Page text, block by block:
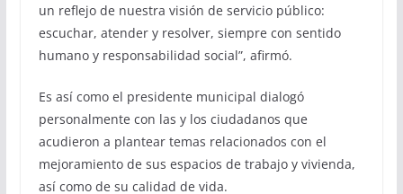
un reflejo de nuestra visión de servicio público:
escuchar, atender y resolver, siempre con sentido
humano y responsabilidad social”, afirmó.
Es así como el presidente municipal dialogó
personalmente con las y los ciudadanos que
acudieron a plantear temas relacionados con el
mejoramiento de sus espacios de trabajo y vivienda,
así como de su calidad de vida.